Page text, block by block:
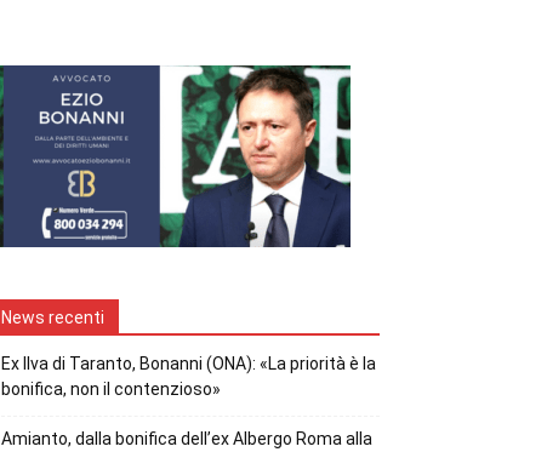
News recenti
Ex Ilva di Taranto, Bonanni (ONA): «La priorità è la
bonifica, non il contenzioso»
Amianto, dalla bonifica dell’ex Albergo Roma alla